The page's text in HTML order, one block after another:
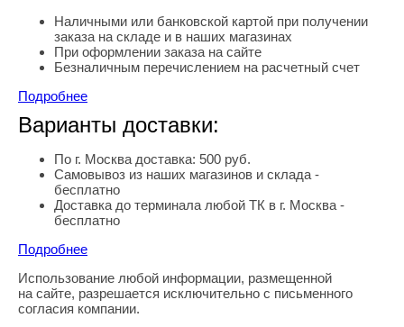
Наличными или банковской картой при получении
заказа на складе и в наших магазинах
При оформлении заказа на сайте
Безналичным перечислением на расчетный счет
Подробнее
Варианты доставки:
По г. Москва доставка: 500 руб.
Самовывоз из наших магазинов и склада -
бесплатно
Доставка до терминала любой ТК в г. Москва -
бесплатно
Подробнее
Правовая информация
Использование любой информации, размещенной
на сайте, разрешается исключительно с письменного
согласия компании.